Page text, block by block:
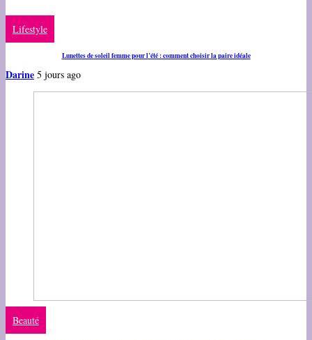
Lifestyle
Lunettes de soleil femme pour l’été : comment choisir la paire idéale
Darine 5 jours ago
Beauté